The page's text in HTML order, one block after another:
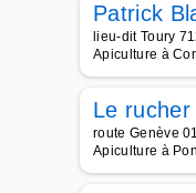
Patrick
lieu-dit Toury
Apiculture à
Le
route Genève
Apiculture à